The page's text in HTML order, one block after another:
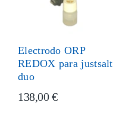
Electrodo ORP
REDOX para justsalt
duo
138,00 €